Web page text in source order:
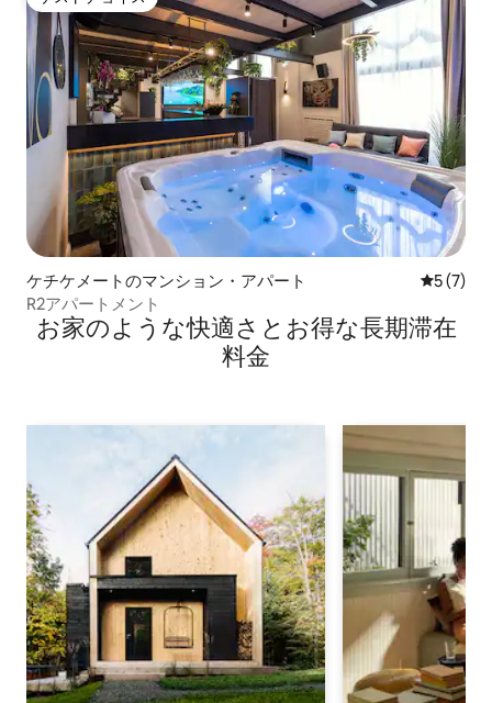
ゲストチョイス
ケチケメートのマンション・アパート レビュー
5 (7)
R2アパートメント
お家のような快⁠適⁠さ⁠とお⁠得⁠な長⁠期⁠滞⁠在
料⁠金